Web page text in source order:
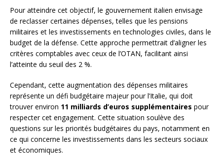
Pour atteindre cet objectif, le gouvernement italien envisage
de reclasser certaines dépenses, telles que les pensions
militaires et les investissements en technologies civiles, dans le
budget de la défense. Cette approche permettrait d’aligner les
critères comptables avec ceux de l’OTAN, facilitant ainsi
l’atteinte du seuil des 2 %.
Cependant, cette augmentation des dépenses militaires
représente un défi budgétaire majeur pour l’Italie, qui doit
trouver environ 11 milliards d’euros supplémentaires pour
respecter cet engagement. Cette situation soulève des
questions sur les priorités budgétaires du pays, notamment en
ce qui concerne les investissements dans les secteurs sociaux
et économiques.